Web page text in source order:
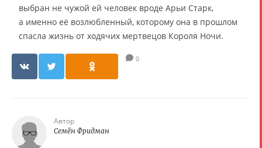
выбран не чужой ей человек вроде Арьи Старк,
а именно её возлюбленный, которому она в прошлом
спасла жизнь от ходячих мертвецов Короля Ночи.
0
Автор
Семён Фридман